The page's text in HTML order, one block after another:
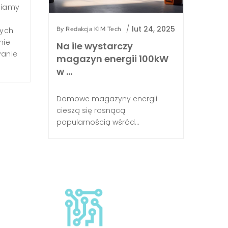
narzędzi.
szafek i ciesz się
Pierwszym...
zaciszu...
By Redakcja KIM Tech / lut 24, 2025
Na ile wystarczy
magazyn energii 100kW
w …
Domowe magazyny energii
cieszą się rosnącą
popularnością wśród...